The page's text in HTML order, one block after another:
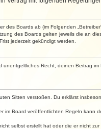
des Boards ab (im Folgenden
des Boards gelten jeweils die an
jederzeit gekündigt werden.
Recht, deinen Beitrag im
Sitten verstoßen. Du erklärst
Board veröffentlichten Regeln kann
selbst erstellt hat oder die er nicht